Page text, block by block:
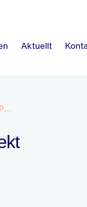
Aktuellt
SLUTRAPPORTER FRÅN PILOTPROJEKT LJUNGAN